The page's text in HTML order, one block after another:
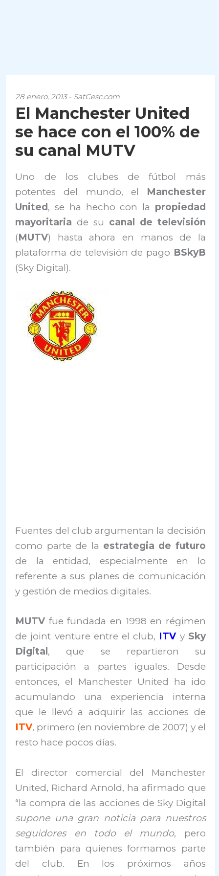
28 enero, 2013 - SatCesc.com
El Manchester United
se hace con el 100% de
su canal MUTV
Uno de los clubes de fútbol más
potentes del mundo, el Manchester
United , se ha hecho con la propiedad
mayoritaria de su canal de televisión
(MUTV) hasta ahora en manos de la
plataforma de televisión de pago BSkyB
(Sky Digital).
Fuentes del club argumentan la decisión
como parte de la estrategia de futuro
de la entidad, especialmente en lo
referente a sus planes de comunicación
y gestión de medios digitales.
MUTV fue fundada en 1998 en régimen
de joint venture entre el club, ITV ySky
Digital , que se repartieron su
participación a partes iguales. Desde
entonces, el Manchester United ha ido
acumulando una experiencia interna
que le llevó a adquirir las acciones de
ITV, primero (en noviembre de 2007) y el
resto hace pocos días.
El director comercial del Manchester
United, Richard Arnold, ha afirmado que
“la compra de las acciones de Sky Digital
supone una gran noticia para nuestros
seguidores en todo el mundo, pero
también para quienes formamos parte
del club. En los próximos años